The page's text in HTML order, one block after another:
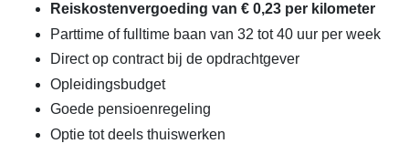
Reiskostenvergoeding van € 0,23 per kilometer
Parttime of fulltime baan van 32 tot 40 uur per week
Direct op contract bij de opdrachtgever
Opleidingsbudget
Goede pensioenregeling
Optie tot deels thuiswerken